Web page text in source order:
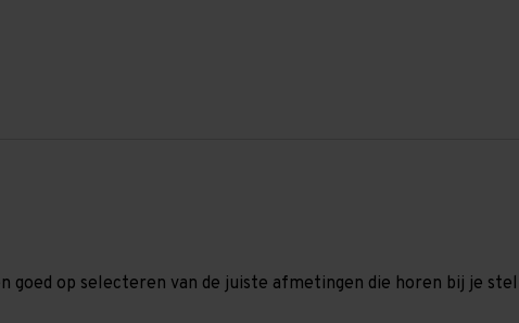
goed op selecteren van de juiste afmetingen die horen bij je